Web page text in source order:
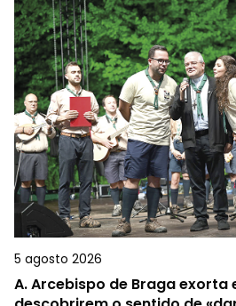
5 agosto 2026
A.Arcebispo de Braga exorta